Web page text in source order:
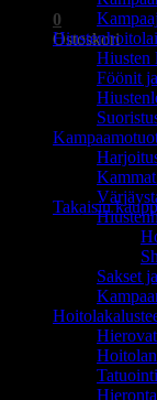
0
Ostoskori
Ostoskori on
Takaisin
Hiusten
Föönit
Sakset